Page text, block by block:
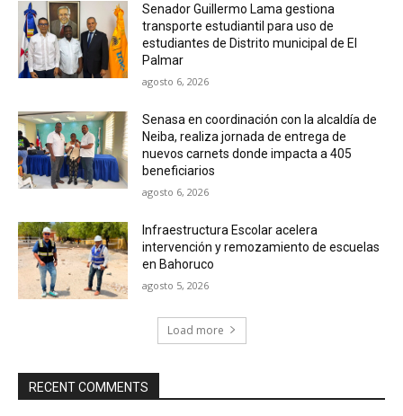
Senador Guillermo Lama gestiona
transporte estudiantil para uso de
estudiantes de Distrito municipal de El
Palmar
agosto 6, 2026
Senasa en coordinación con la alcaldía de
Neiba, realiza jornada de entrega de
nuevos carnets donde impacta a 405
beneficiarios
agosto 6, 2026
Infraestructura Escolar acelera
intervención y remozamiento de escuelas
en Bahoruco
agosto 5, 2026
Load more
RECENT COMMENTS